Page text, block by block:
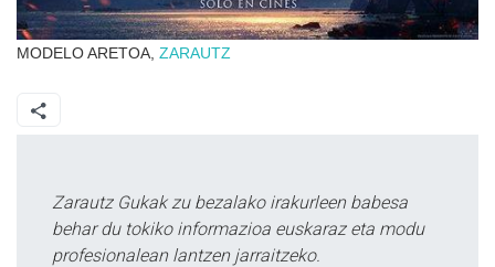
MODELO ARETOA, ZARAUTZ
Zarautz Gukak zu bezalako irakurleen babesa
behar du tokiko informazioa euskaraz eta modu
profesionalean lantzen jarraitzeko.